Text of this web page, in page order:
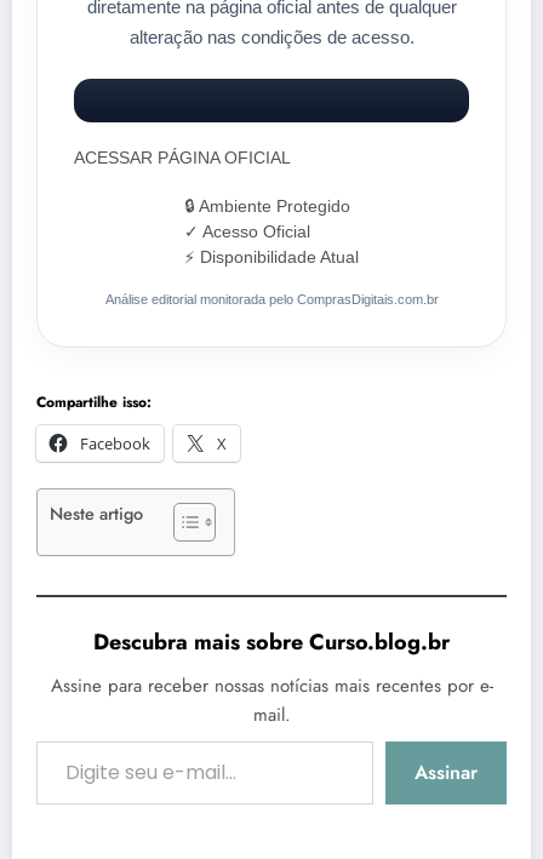
diretamente na página oficial antes de qualquer
alteração nas condições de acesso.
ACESSAR PÁGINA OFICIAL
🔒 Ambiente Protegido
✓ Acesso Oficial
⚡ Disponibilidade Atual
Análise editorial monitorada pelo ComprasDigitais.com.br
Compartilhe isso:
Facebook
X
Neste artigo
Descubra mais sobre Curso.blog.br
Assine para receber nossas notícias mais recentes por e-
mail.
Digite seu e-mail…
Assinar